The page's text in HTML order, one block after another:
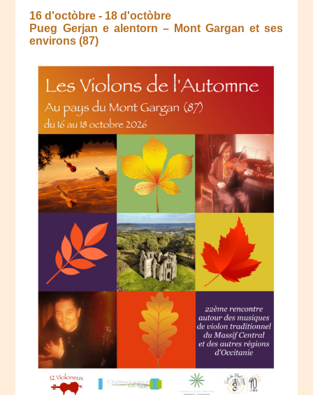
16 d'octòbre - 18 d'octòbre
Pueg Gerjan e alentorn – Mont Gargan et ses
environs (87)